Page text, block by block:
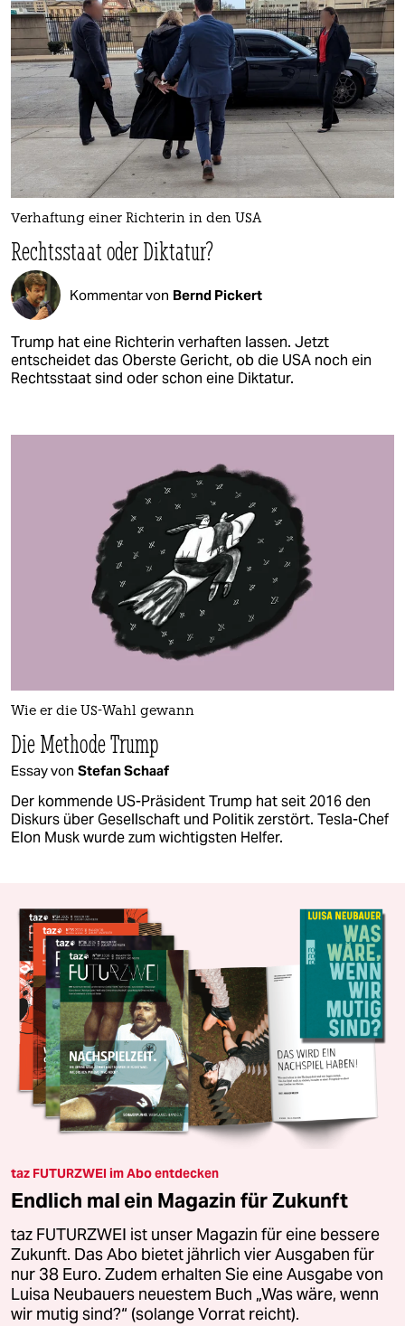
Verhaftung einer Richterin in den USA
Rechtsstaat oder Diktatur?
Kommentar von Bernd Pickert
Trump hat eine Richterin verhaften lassen. Jetzt
entscheidet das Oberste Gericht, ob die USA noch ein
Rechtsstaat sind oder schon eine Diktatur.
Wie er die US-Wahl gewann
Die Methode Trump
Essay von Stefan Schaaf
Der kommende US-Präsident Trump hat seit 2016 den
Diskurs über Gesellschaft und Politik zerstört. Tesla-Chef
Elon Musk wurde zum wichtigsten Helfer.
taz FUTURZWEI im Abo entdecken
Endlich mal ein Magazin für Zukunft
taz FUTURZWEI ist unser Magazin für eine bessere
Zukunft. Das Abo bietet jährlich vier Ausgaben für
nur 38 Euro. Zudem erhalten Sie eine Ausgabe von
Luisa Neubauers neuestem Buch „Was wäre, wenn
wir mutig sind?“ (solange Vorrat reicht).